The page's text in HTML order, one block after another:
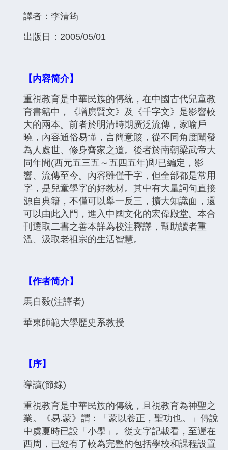
譯者：李清筠
出版日：2005/05/01
【内容简介】
重視教育是中華民族的傳統，在中國古代兒童教
育書籍中，《增廣賢文》及《千字文》是影響較
大的兩本。前者於明清時期廣泛流傳，家喻戶
曉，內容通俗易懂，言簡意賅，從不同角度闡發
為人處世、修身齊家之道。後者於南朝梁武帝大
同年間(西元五三五～五四五年)即已編定，影
響、流傳至今。內容雖僅千字，但全部都是常用
字，是兒童學字的好教材。其中有大量詞句直接
源自典籍，不僅可以舉一反三，擴大知識面，還
可以由此入門，進入中國文化的宏偉殿堂。本合
刊選取二書之善本詳為校注釋譯，幫助讀者重
溫、汲取老祖宗的生活智慧。
【作者简介】
馬自毅(注譯者)
華東師範大學歷史系教授
【序】
導讀(節錄)
重視教育是中華民族的傳統，且視教育為神聖之
業。《易.蒙》謂：「蒙以養正，聖功也。」傳說
中虞夏時已設「小學」。從文字記載看，至遲在
西周，已經有了較為完整的包括學校和課程設置